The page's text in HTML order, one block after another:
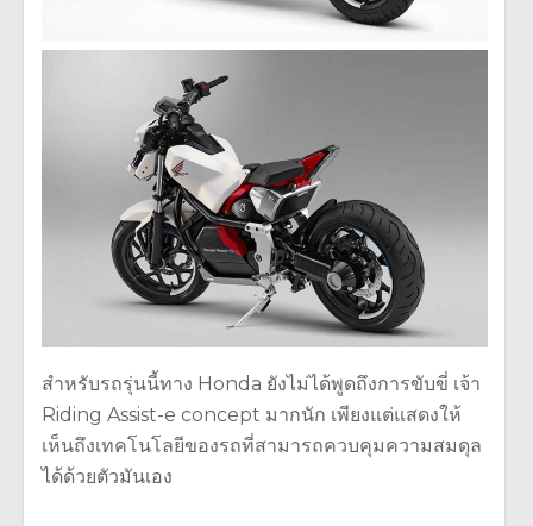
สำหรับรถรุ่นนี้ทาง Honda ยังไม่ได้พูดถึงการขับขี่ เจ้า
Riding Assist-e concept มากนัก เพียงแต่แสดงให้
เห็นถึงเทคโนโลยีของรถที่สามารถควบคุมความสมดุล
ได้ด้วยตัวมันเอง